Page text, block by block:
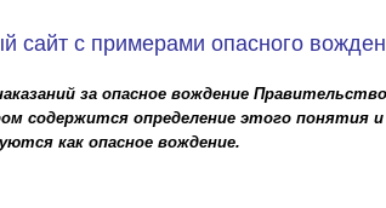
сайт с примерами опасного
за опасное вождение
содержится определение этого понятия
как опасное вождение.